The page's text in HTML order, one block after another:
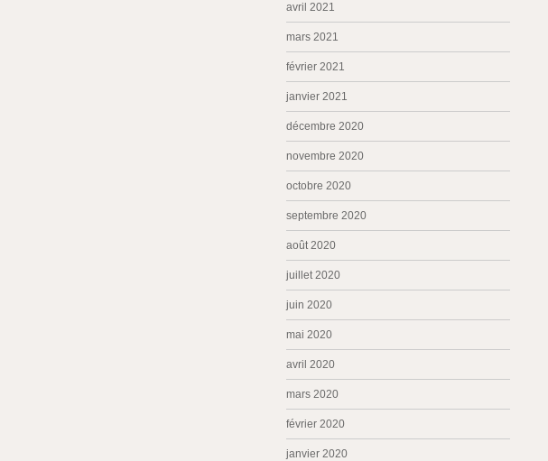
avril 2021
mars 2021
février 2021
janvier 2021
décembre 2020
novembre 2020
octobre 2020
septembre 2020
août 2020
juillet 2020
juin 2020
mai 2020
avril 2020
mars 2020
février 2020
janvier 2020